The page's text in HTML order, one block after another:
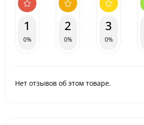
1
0%
2
0%
3
0%
Нет отзывов об этом товаре.